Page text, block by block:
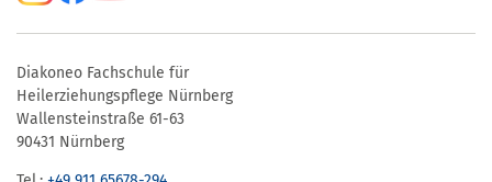
Diakoneo Fachschule für
Heilerziehungspflege Nürnberg
Wallensteinstraße 61-63
90431 Nürnberg